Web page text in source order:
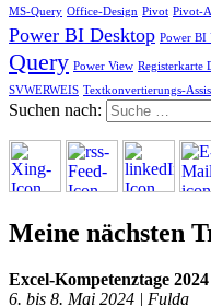
MS-Query Office-Design Pivot Pivot-
Power BI Desktop Power BI
Query Power View Registerkarte
SVWERWEIS Textkonvertierungs-
Suchen nach:
Meine nächsten
Excel-Kompetenztage 2024
6. bis 8. Mai 2024 | Fulda